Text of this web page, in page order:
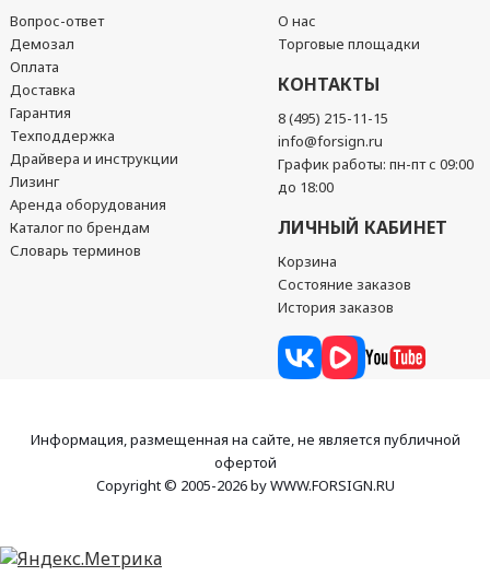
Вопрос-ответ
Демозал
Оплата
Доставка
Гарантия
Техподдержка
Драйвера и инструкции
Лизинг
Аренда оборудования
Каталог по брендам
Словарь терминов
О нас
Торговые площадки
КОНТАКТЫ
8 (495) 215-11-15
info@forsign.ru
График работы: пн-пт с 09:00
до 18:00
ЛИЧНЫЙ КАБИНЕТ
Корзина
Состояние заказов
История заказов
Информация, размещенная на сайте, не является публичной
офертой
Copyright © 2005-2026 by WWW.FORSIGN.RU